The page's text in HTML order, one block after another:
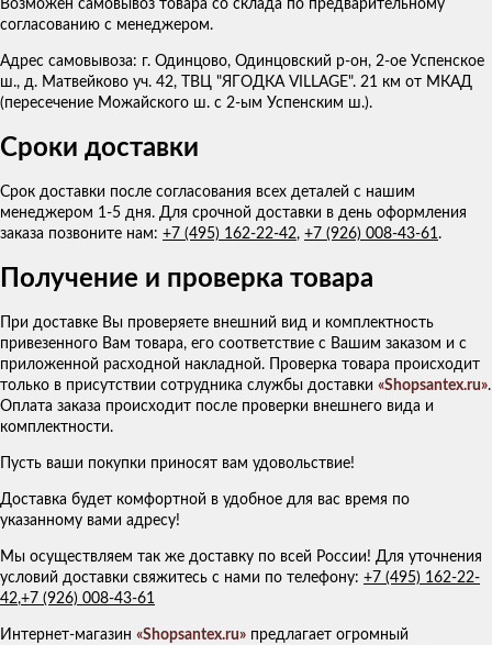
Возможен самовывоз товара со склада по предварительному
согласованию с менеджером.
Адрес самовывоза: г. Одинцово, Одинцовский р-он, 2-ое Успенское
ш., д. Матвейково уч. 42, ТВЦ "ЯГОДКА VILLAGE". 21 км от МКАД
(пересечение Можайского ш. с 2-ым Успенским ш.).
Сроки доставки
Срок доставки после согласования всех деталей с нашим
менеджером 1-5 дня. Для срочной доставки в день оформления
заказа позвоните нам: +7 (495) 162-22-42, +7 (926) 008-43-61 .
Получение и проверка товара
При доставке Вы проверяете внешний вид и комплектность
привезенного Вам товара, его соответствие с Вашим заказом и с
приложенной расходной накладной. Проверка товара происходит
только в присутствии сотрудника службы доставки «Shopsantex.ru».
Оплата заказа происходит после проверки внешнего вида и
комплектности.
Пусть ваши покупки приносят вам удовольствие!
Доставка будет комфортной в удобное для вас время по
указанному вами адресу!
Мы осуществляем так же доставку по всей России! Для уточнения
условий доставки свяжитесь с нами по телефону: +7 (495) 162-22-
42,+7 (926) 008-43-61
Интернет-магазин «Shopsantex.ru» предлагает огромный